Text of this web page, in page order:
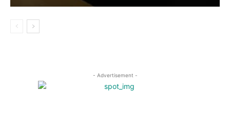
- Advertisement -